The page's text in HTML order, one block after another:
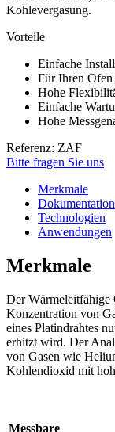
Kohlevergasung.
Vorteile
Einfache
Für Ihren
Hohe
Einfache
Hohe
Referenz: ZAF
Bitte fragen Sie uns
Merkmale
Technologien
Anwendungen
Merkmale
Der Wärmeleitfähige
Konzentration von
eines Platindrahtes
erhitzt wird. Der
von Gasen wie
Kohlendioxid mit
Messbare